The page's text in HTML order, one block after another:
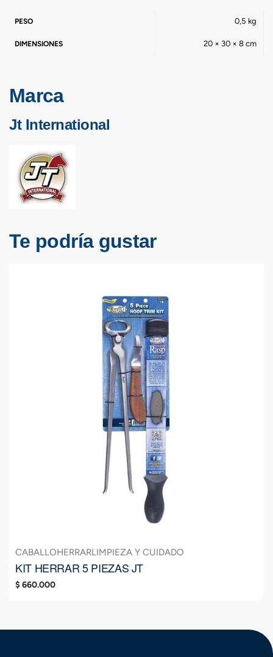
PESO 0,5 kg
DIMENSIONES 20 × 30 × 8 cm
Marca
Jt International
Te podría gustar
CABALLOHERRARLIMPIEZA Y CUIDADO
KIT HERRAR 5 PIEZAS JT
$660.000